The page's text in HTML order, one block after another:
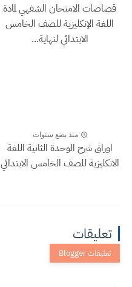
قصاصات الامتحان الشفهي لمادة
اللغة الإنكليزية للصف الخامس
الابتدائي لنهاية...
منذ بضع سنوات
اوراق شرح الوحدة الثانية اللغة
الانكليزية للصف الخامس الابتدائي
تعليقات